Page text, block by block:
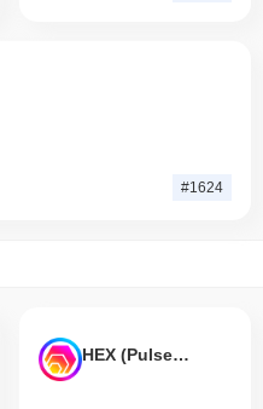
#1624
HEX (Pulsechain)